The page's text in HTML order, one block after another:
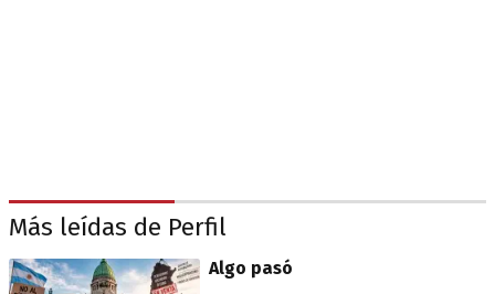
Más leídas de Perfil
Algo pasó